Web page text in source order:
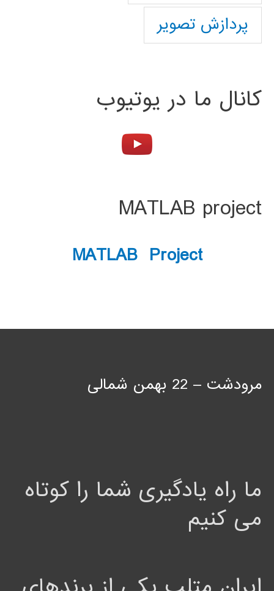
پردازش تصویر
کانال ما در یوتیوب
MATLAB project
MATLAB Project
مرودشت – 22 بهمن شمالی
ما راه یادگیری شما را کوتاه
می کنیم